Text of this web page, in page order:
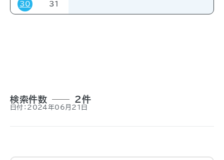
すべて
30 31
検索件数 2件
日付：2024年06月21日